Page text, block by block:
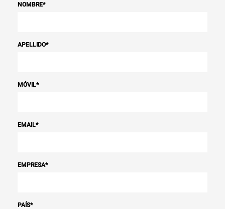
NOMBRE*
APELLIDO*
MÓVIL*
EMAIL*
EMPRESA*
PAÍS*